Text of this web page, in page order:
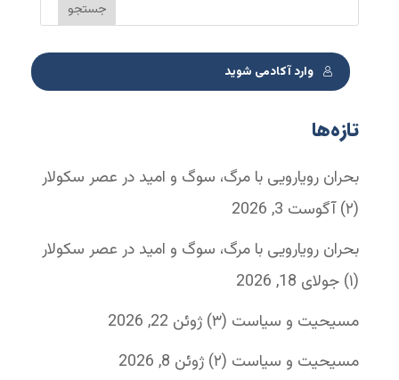
وارد آکادمی شوید
تازه‌ها
بحران رویارویی با مرگ، سوگ و امید در عصر سکولار
(۲)
آگوست 3, 2026
بحران رویارویی با مرگ، سوگ و امید در عصر سکولار
(۱) جولای 18, 2026
مسیحیت و سیاست (۳)
ژوئن 22, 2026
مسیحیت و سیاست (۲)
ژوئن 8, 2026